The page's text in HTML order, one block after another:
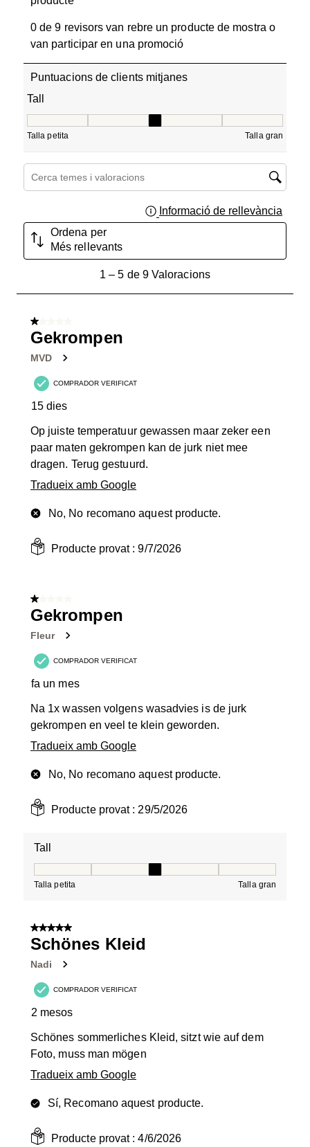
0 de 9 revisors van rebre un producte de mostra o
van participar en una promoció
Puntuacions de clients mitjanes
Tall
Talla petita Talla gran
Cerca temes i valoracions regió de cerca
Informació de rellevància
Ordena per
Més rellevants
Valoracions.
1 – 5 de 9 Valoracions
1 de 5 estrelles.
Gekrompen
MVD
COMPRADOR VERIFICAT
15 dies
Op juiste temperatuur gewassen maar zeker een
paar maten gekrompen kan de jurk niet mee
dragen. Terug gestuurd.
Tradueix amb Google
No, No recomano aquest producte.
Producte provat :9/7/2026
1 de 5 estrelles.
Gekrompen
Fleur
COMPRADOR VERIFICAT
fa un mes
Na 1x wassen volgens wasadvies is de jurk
gekrompen en veel te klein geworden.
Tradueix amb Google
No, No recomano aquest producte.
Producte provat :29/5/2026
Tall
Talla petita Talla gran
5 de 5 estrelles.
Schönes Kleid
Nadi
COMPRADOR VERIFICAT
2 mesos
Schönes sommerliches Kleid, sitzt wie auf dem
Foto, muss man mögen
Tradueix amb Google
Sí, Recomano aquest producte.
Producte provat :4/6/2026